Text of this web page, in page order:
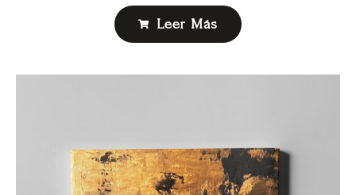
Leer Más